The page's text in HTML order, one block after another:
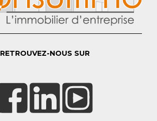
RETROUVEZ-NOUS SUR